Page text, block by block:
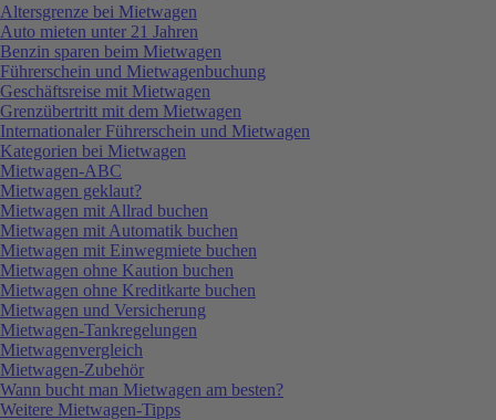
Altersgrenze bei Mietwagen
Auto mieten unter 21 Jahren
Benzin sparen beim Mietwagen
Führerschein und Mietwagenbuchung
Geschäftsreise mit Mietwagen
Grenzübertritt mit dem Mietwagen
Internationaler Führerschein und Mietwagen
Kategorien bei Mietwagen
Mietwagen-ABC
Mietwagen geklaut?
Mietwagen mit Allrad buchen
Mietwagen mit Automatik buchen
Mietwagen mit Einwegmiete buchen
Mietwagen ohne Kaution buchen
Mietwagen ohne Kreditkarte buchen
Mietwagen und Versicherung
Mietwagen-Tankregelungen
Mietwagenvergleich
Mietwagen-Zubehör
Wann bucht man Mietwagen am besten?
Weitere Mietwagen-Tipps